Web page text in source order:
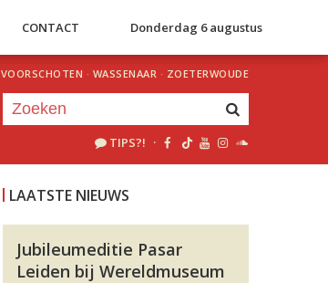
CONTACT Donderdag 6 augustus
VOORSCHOTEN · WASSENAAR · ZOETERWOUDE
TIPS?! ·
LAATSTE NIEUWS
Jubileumeditie Pasar
Leiden bij Wereldmuseum